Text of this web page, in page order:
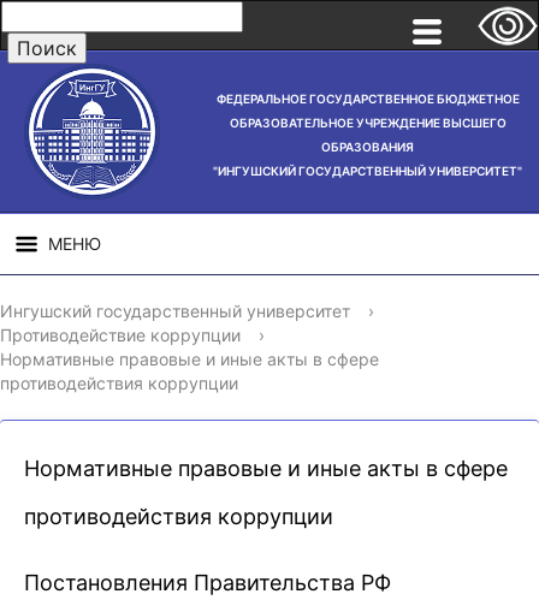
ФЕДЕРАЛЬНОЕ ГОСУДАРСТВЕННОЕ БЮДЖЕТНОЕ
ОБРАЗОВАТЕЛЬНОЕ УЧРЕЖДЕНИЕ ВЫСШЕГО
ОБРАЗОВАНИЯ
"ИНГУШСКИЙ ГОСУДАРСТВЕННЫЙ УНИВЕРСИТЕТ"
МЕНЮ
СВЕДЕНИЯ ОБ
ОБРАЗОВАТЕЛЬНОЙ
ОРГАНИЗАЦИИ
НАУЧНАЯ
ДЕЯТЕЛЬНОСТЬ
Ингушский государственный университет
›
Противодействие коррупции
›
Нормативные правовые и иные акты в сфере
противодействия коррупции
Нормативные правовые и иные акты в сфере
противодействия коррупции
Постановления Правительства РФ